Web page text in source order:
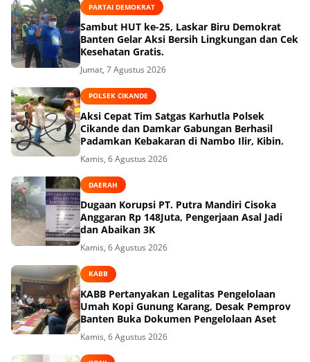
PARTAI DEMOKRAT
Sambut HUT ke-25, Laskar Biru Demokrat
Banten Gelar Aksi Bersih Lingkungan dan Cek
Kesehatan Gratis.
Jumat, 7 Agustus 2026
POLSEK CIKANDE
Aksi Cepat Tim Satgas Karhutla Polsek
Cikande dan Damkar Gabungan Berhasil
Padamkan Kebakaran di Nambo Ilir, Kibin.
Kamis, 6 Agustus 2026
DAERAH
Dugaan Korupsi PT. Putra Mandiri Cisoka
Anggaran Rp 148Juta, Pengerjaan Asal Jadi
dan Abaikan 3K
Kamis, 6 Agustus 2026
KABB
KABB Pertanyakan Legalitas Pengelolaan
Umah Kopi Gunung Karang, Desak Pemprov
Banten Buka Dokumen Pengelolaan Aset
Kamis, 6 Agustus 2026